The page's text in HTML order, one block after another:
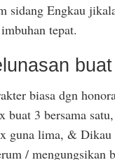
sidang Engkau
tepat.
biasa dgn
buat 3 bersama
guna lima, &
/ mengungsikan